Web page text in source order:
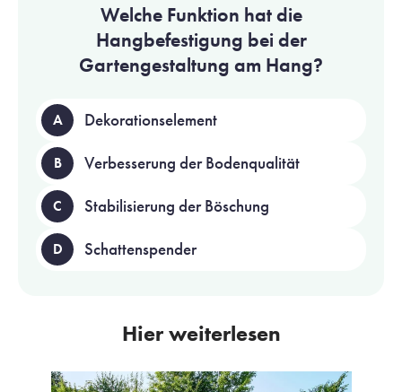
Welche Funktion hat die
Hangbefestigung bei der
Gartengestaltung am Hang?
A Dekorationselement
B Verbesserung der Bodenqualität
C Stabilisierung der Böschung
D Schattenspender
Hier weiterlesen